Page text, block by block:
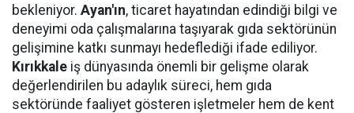
bekleniyor. Ayan'ın, ticaret hayatından edindiği bilgi ve
deneyimi oda çalışmalarına taşıyarak gıda sektörünün
gelişimine katkı sunmayı hedeflediği ifade ediliyor.
Kırıkkale iş dünyasında önemli bir gelişme olarak
değerlendirilen bu adaylık süreci, hem gıda
sektöründe faaliyet gösteren işletmeler hem de kent